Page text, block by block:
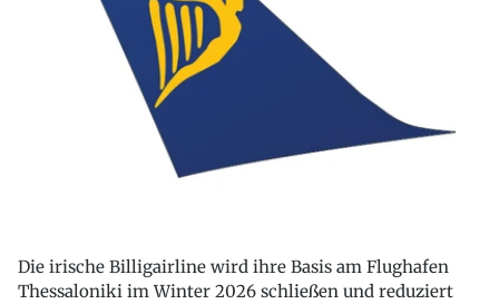
Die irische Billigairline wird ihre Basis am Flughafen
Thessaloniki im Winter 2026 schließen und reduziert